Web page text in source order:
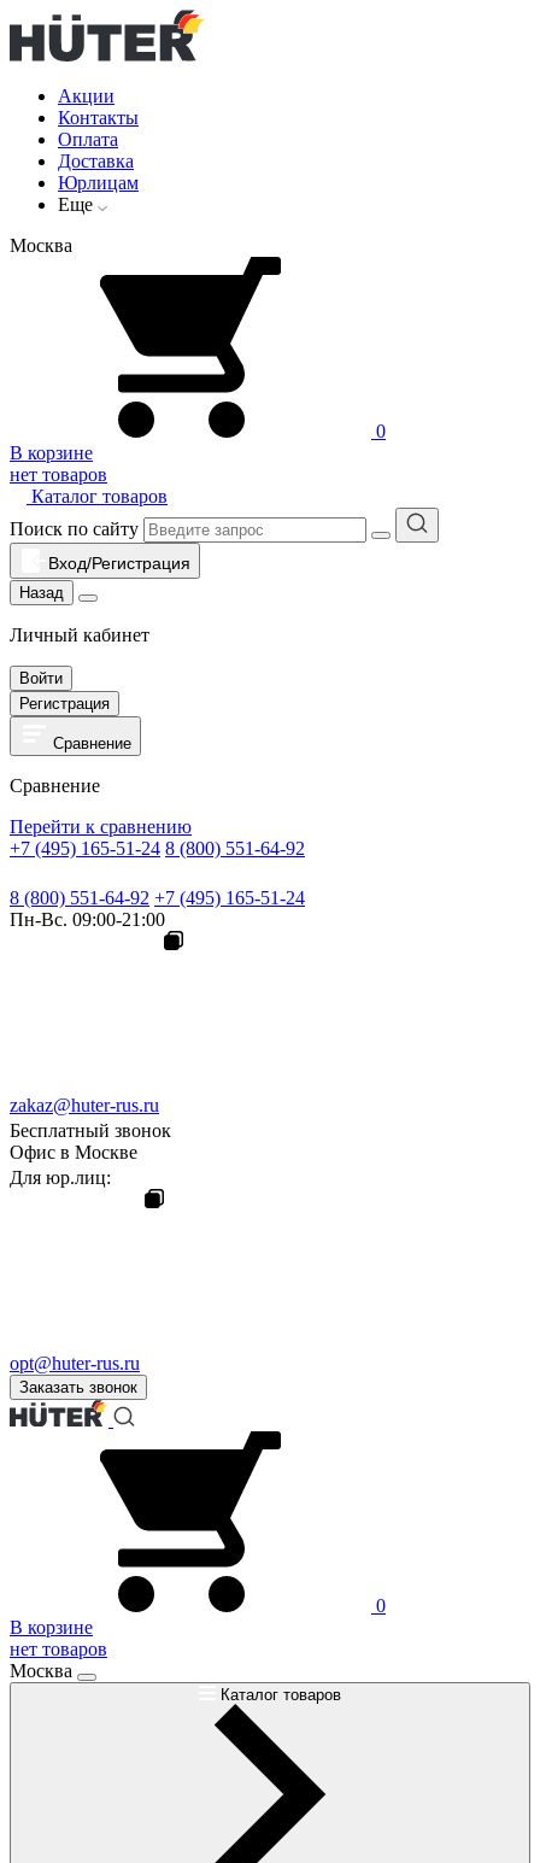
Акции
Контакты
Оплата
Доставка
Юрлицам
Еще
Москва
0
В корзине
нет товаров
Каталог товаров
Поиск по сайту
Вход/Регистрация
Назад
Личный кабинет
Войти
Регистрация
Сравнение
Сравнение
Перейти к сравнению
+7 (495) 165-51-24 8 (800) 551-64-92
8 (800) 551-64-92 +7 (495) 165-51-24
Пн-Вс. 09:00-21:00
zakaz@huter-rus.ru
Бесплатный звонок
Офис в Москве
Для юр.лиц:
opt@huter-rus.ru
Заказать звонок
0
В корзине
нет товаров
Москва
Каталог товаров